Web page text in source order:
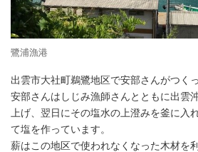
鷺浦漁港
出雲市大社町鵜鷺地区で安部さんがつく
安部さんはしじみ漁師さんとともに出雲
上げ、翌日にその塩水の上澄みを釜に入
て塩を作っています。
薪はこの地区で使われなくなった木材を